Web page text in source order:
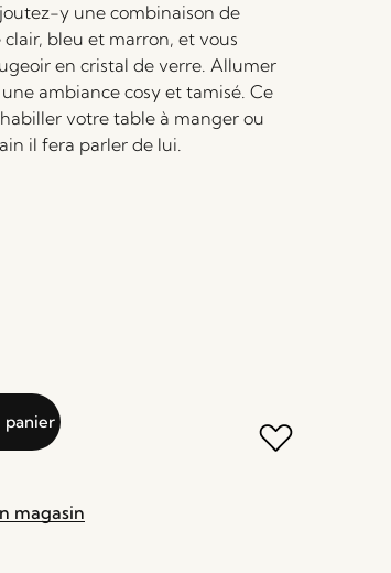
y une combinaison de
bleu et marron, et vous
en cristal de verre. Allumer
ambiance cosy et tamisé. Ce
votre table à manger ou
il fera parler de lui.
panier
magasin